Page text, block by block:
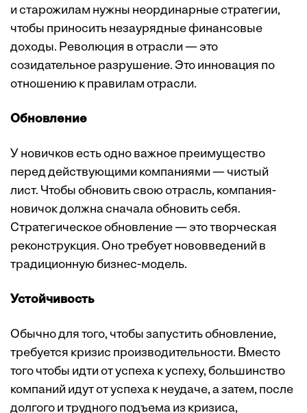
и старожилам нужны неординарные стратегии,
чтобы приносить незаурядные финансовые
доходы. Революция в отрасли — это
созидательное разрушение. Это инновация по
отношению к правилам отрасли.
Обновление
У новичков есть одно важное преимущество
перед действующими компаниями — чистый
лист. Чтобы обновить свою отрасль, компания-
новичок должна сначала обновить себя.
Стратегическое обновление — это творческая
реконструкция. Оно требует нововведений в
традиционную бизнес-модель.
Устойчивость
Обычно для того, чтобы запустить обновление,
требуется кризис производительности. Вместо
того чтобы идти от успеха к успеху, большинство
компаний идут от успеха к неудаче, а затем, после
долгого и трудного подъема из кризиса,